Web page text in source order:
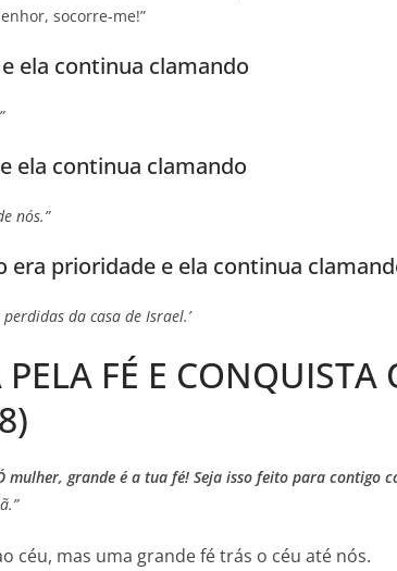
socorre-me!”
ela continua clamando
ela continua clamando
nós.”
era prioridade e ela continua
da casa de Israel.’
FÉ E CONQUISTA
mulher, grande é a tua fé! Seja isso feito para contigo
céu, mas uma grande fé trás o céu até nós.